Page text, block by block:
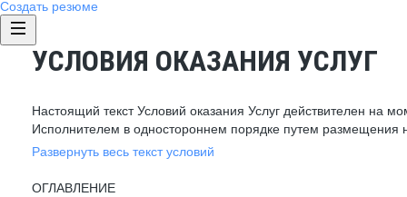
Создать резюме
УСЛОВИЯ ОКАЗАНИЯ УСЛУГ
Настоящий текст Условий оказания Услуг действителен на
Исполнителем в одностороннем порядке путем размещения
Развернуть весь текст условий
ОГЛАВЛЕНИЕ